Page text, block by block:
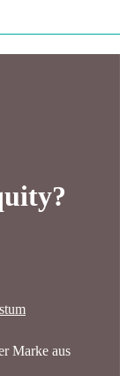
Marke aus